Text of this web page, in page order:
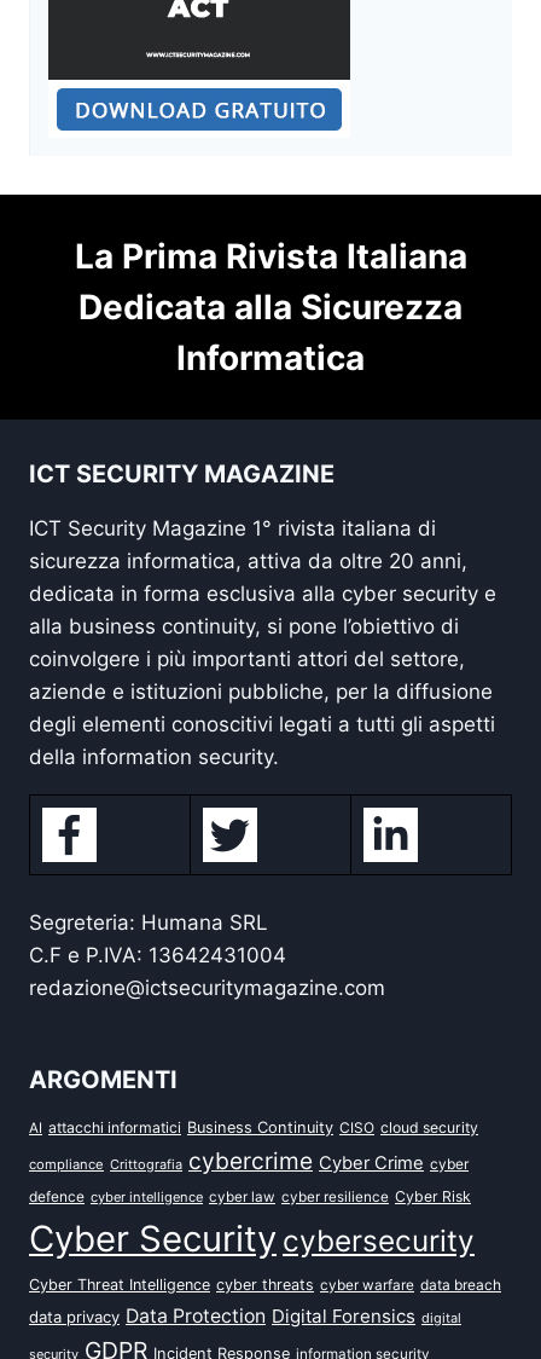
La Prima Rivista Italiana
Dedicata alla Sicurezza
Informatica
ICT SECURITY MAGAZINE
ICT Security Magazine 1° rivista italiana di
sicurezza informatica, attiva da oltre 20 anni,
dedicata in forma esclusiva alla cyber security e
alla business continuity, si pone l’obiettivo di
coinvolgere i più importanti attori del settore,
aziende e istituzioni pubbliche, per la diffusione
degli elementi conoscitivi legati a tutti gli aspetti
della information security.
Segreteria: Humana SRL
C.F e P.IVA: 13642431004
redazione@ictsecuritymagazine.com
ARGOMENTI
AI attacchi informatici Business Continuity CISO cloud security
compliance Crittografia cybercrime Cyber Crime cyber
defence cyber intelligence cyber law cyber resilience Cyber Risk
Cyber Security cybersecurity
Cyber Threat Intelligence cyber threats cyber warfare data breach
data privacy Data Protection Digital Forensics digital
security GDPR Incident Response information security